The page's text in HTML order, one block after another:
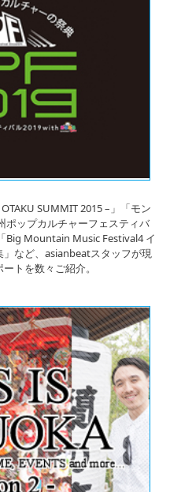
SUMMIT 2015 –」「モン
ポップカルチャーフェスティバ
Big Mountain Music Festival4 イ
など、asianbeatスタッフが現
トを数々ご紹介。